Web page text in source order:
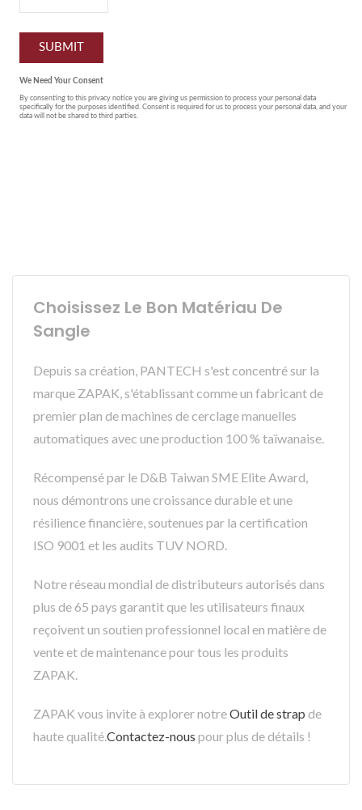
Choisissez Le Bon Matériau De
Sangle
Depuis sa création, PANTECH s'est concentré sur la
marque ZAPAK, s'établissant comme un fabricant de
premier plan de machines de cerclage manuelles
automatiques avec une production 100 % taïwanaise.
Récompensé par le D&B Taiwan SME Elite Award,
nous démontrons une croissance durable et une
résilience financière, soutenues par la certification
ISO 9001 et les audits TUV NORD.
Notre réseau mondial de distributeurs autorisés dans
plus de 65 pays garantit que les utilisateurs finaux
reçoivent un soutien professionnel local en matière de
vente et de maintenance pour tous les produits
ZAPAK.
ZAPAK vous invite à explorer notreOutil de strap de
haute qualité.Contactez-nous pour plus de détails !